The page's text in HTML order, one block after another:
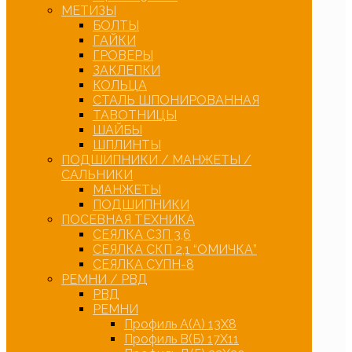
МЕТИЗЫ
БОЛТЫ
ГАЙКИ
ГРОВЕРЫ
ЗАКЛЕПКИ
КОЛЬЦА
СТАЛЬ ШПОНИРОВАННАЯ
ТАВОТНИЦЫ
ШАЙБЫ
ШПЛИНТЫ
ПОДШИПНИКИ / МАНЖЕТЫ /
САЛЬНИКИ
МАНЖЕТЫ
ПОДШИПНИКИ
ПОСЕВНАЯ ТЕХНИКА
СЕЯЛКА СЗП 3,6
СЕЯЛКА СКП 2,1 “ОМИЧКА”
СЕЯЛКА СУПН-8
РЕМНИ / РВД
РВД
РЕМНИ
Профиль А(А) 13Х8
Профиль В(Б) 17Х11